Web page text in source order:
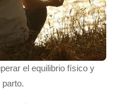
el equilibrio físico y
parto.